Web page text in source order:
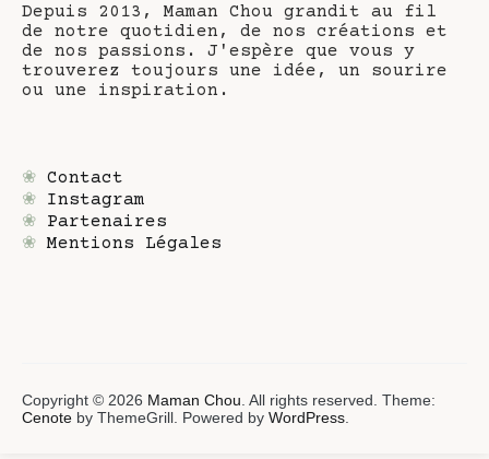
Depuis 2013, Maman Chou grandit au fil
de notre quotidien, de nos créations et
de nos passions. J'espère que vous y
trouverez toujours une idée, un sourire
ou une inspiration.
❀ Contact
❀ Instagram
❀ Partenaires
❀ Mentions Légales
Copyright © 2026 Maman Chou . All rights reserved. Theme:
Cenote by ThemeGrill. Powered by WordPress